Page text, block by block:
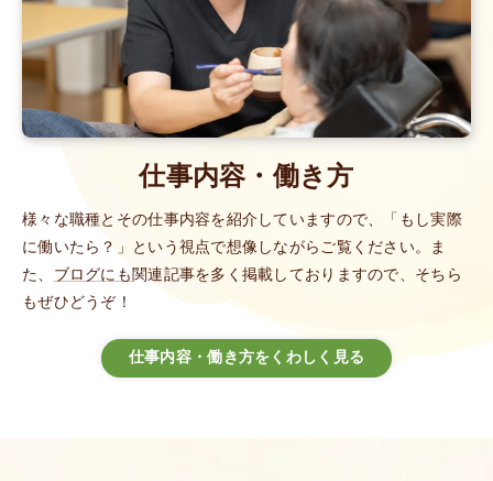
仕事内容・働き方
様々な職種とその仕事内容を紹介していますので、「もし実際
に働いたら？」という視点で想像しながらご覧ください。ま
た、
ブログにも 関連記事を多く掲載しておりますので、そちら
もぜひどうぞ！
仕事内容・働き方をくわしく見る